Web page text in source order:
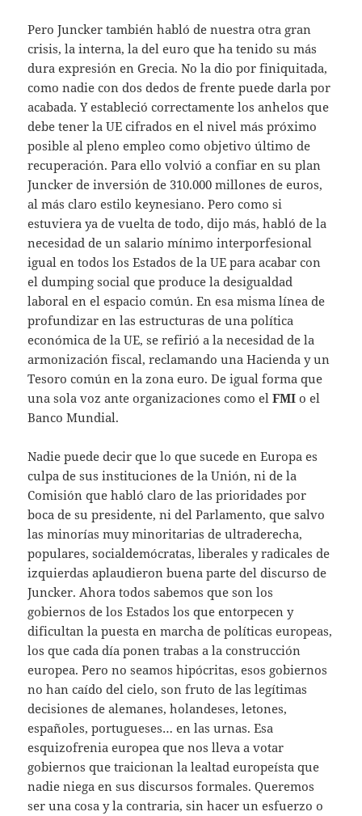
Pero Juncker también habló de nuestra otra gran
crisis, la interna, la del euro que ha tenido su más
dura expresión en Grecia. No la dio por finiquitada,
como nadie con dos dedos de frente puede darla por
acabada. Y estableció correctamente los anhelos que
debe tener la UE cifrados en el nivel más próximo
posible al pleno empleo como objetivo último de
recuperación. Para ello volvió a confiar en su plan
Juncker de inversión de 310.000 millones de euros,
al más claro estilo keynesiano. Pero como si
estuviera ya de vuelta de todo, dijo más, habló de la
necesidad de un salario mínimo interporfesional
igual en todos los Estados de la UE para acabar con
el dumping social que produce la desigualdad
laboral en el espacio común. En esa misma línea de
profundizar en las estructuras de una política
económica de la UE, se refirió a la necesidad de la
armonización fiscal, reclamando una Hacienda y un
Tesoro común en la zona euro. De igual forma que
una sola voz ante organizaciones como elFMI o el
Banco Mundial.
Nadie puede decir que lo que sucede en Europa es
culpa de sus instituciones de la Unión, ni de la
Comisión que habló claro de las prioridades por
boca de su presidente, ni del Parlamento, que salvo
las minorías muy minoritarias de ultraderecha,
populares, socialdemócratas, liberales y radicales de
izquierdas aplaudieron buena parte del discurso de
Juncker. Ahora todos sabemos que son los
gobiernos de los Estados los que entorpecen y
dificultan la puesta en marcha de políticas europeas,
los que cada día ponen trabas a la construcción
europea. Pero no seamos hipócritas, esos gobiernos
no han caído del cielo, son fruto de las legítimas
decisiones de alemanes, holandeses, letones,
españoles, portugueses… en las urnas. Esa
esquizofrenia europea que nos lleva a votar
gobiernos que traicionan la lealtad europeísta que
nadie niega en sus discursos formales. Queremos
ser una cosa y la contraria, sin hacer un esfuerzo o